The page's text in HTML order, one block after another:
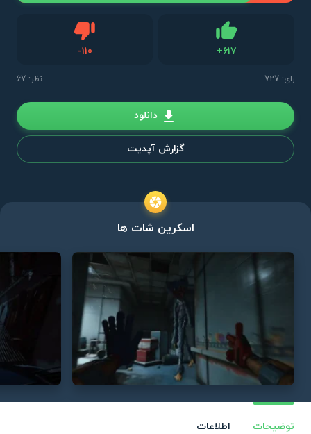
+617
-110دیس لایک
رای: 727 نظر: 67
دانلود
گزارش آپدیت
اسکرین شات ها
توضیحات اطلاعات